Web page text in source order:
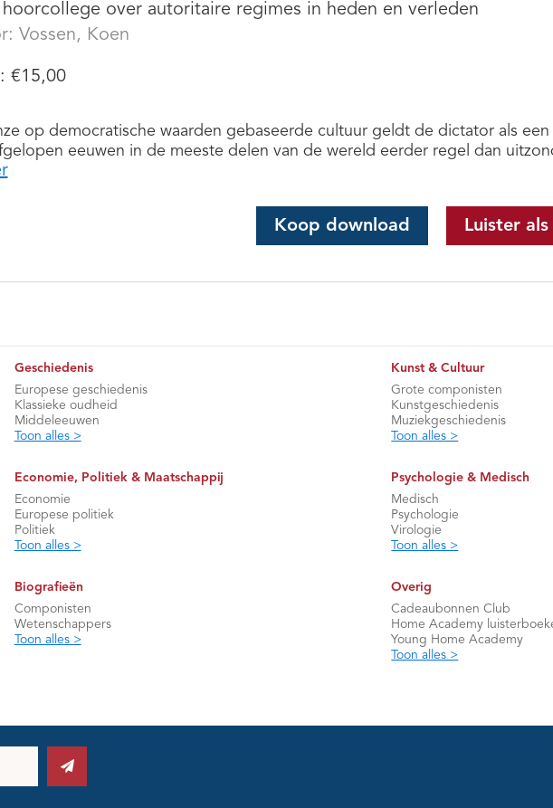
hoorcollege over autoritaire regimes in heden en verleden
Vossen, Koen
€15,00
op democratische waarden gebaseerde cultuur geldt de dictator als
eeuwen in de meeste delen van de wereld eerder regel dan
Koop download Luister
Geschiedenis
Europese geschiedenis
Klassieke oudheid
Middeleeuwen
Toon alles >
Kunst & Cultuur
Grote componisten
Kunstgeschiedenis
Muziekgeschiedenis
Toon alles >
Economie, Politiek & Maatschappij
Economie
Europese politiek
Politiek
Toon alles >
Psychologie & Medisch
Medisch
Psychologie
Virologie
Toon alles >
Biografieën
Componisten
Wetenschappers
Toon alles >
Overig
Cadeaubonnen Club
Home Academy
Young Home Academy
Toon alles >